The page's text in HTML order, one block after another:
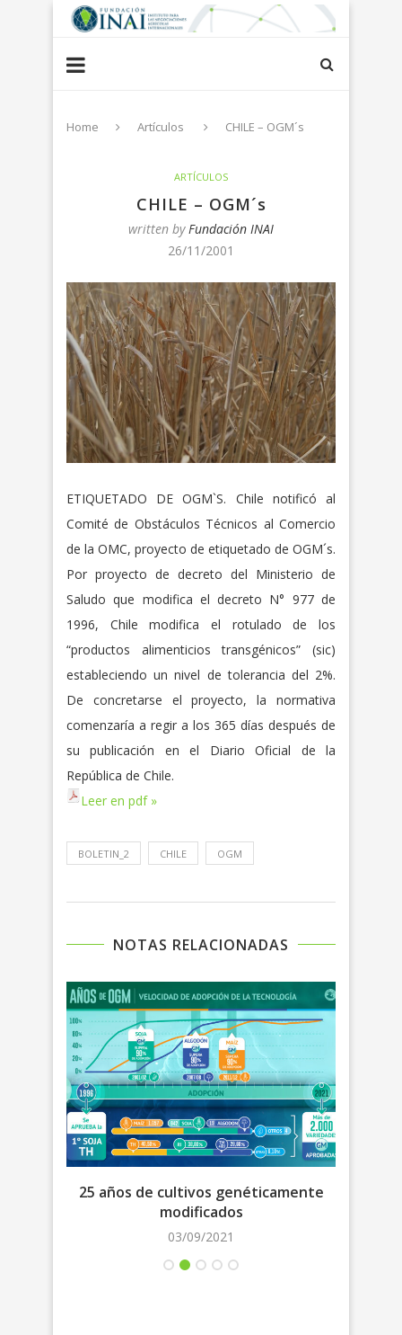
Home Artículos CHILE – OGM´s
ARTÍCULOS
CHILE – OGM´s
written by Fundación INAI
26/11/2001
ETIQUETADO DE OGM`S. Chile notificó al
Comité de Obstáculos Técnicos al Comercio
de la OMC, proyecto de etiquetado de OGM´s.
Por proyecto de decreto del Ministerio de
Saludo que modifica el decreto N° 977 de
1996, Chile modifica el rotulado de los
“productos alimenticios transgénicos” (sic)
estableciendo un nivel de tolerancia del 2%.
De concretarse el proyecto, la normativa
comenzaría a regir a los 365 días después de
su publicación en el Diario Oficial de la
República de Chile.
Leer en pdf »
BOLETIN_2 CHILE OGM
NOTAS RELACIONADAS
25 años de cultivos genéticamente
modificados
03/09/2021